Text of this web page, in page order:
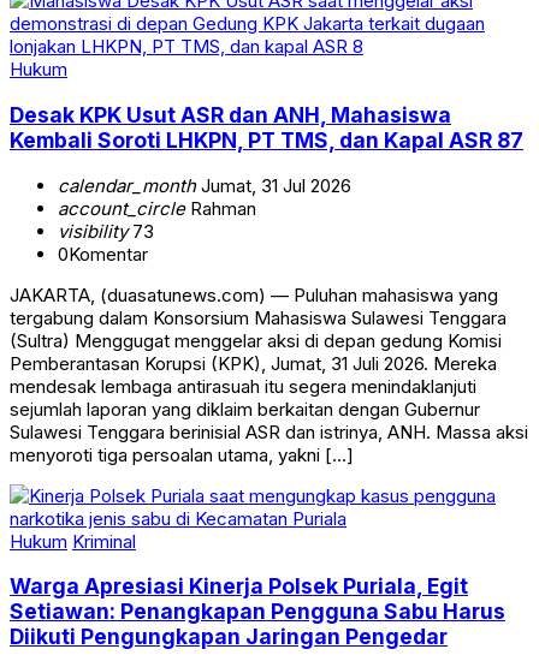
Hukum
Desak KPK Usut ASR dan ANH, Mahasiswa
Kembali Soroti LHKPN, PT TMS, dan Kapal ASR 87
calendar_monthJumat, 31 Jul 2026
account_circleRahman
visibility73
0Komentar
JAKARTA, (duasatunews.com) — Puluhan mahasiswa yang
tergabung dalam Konsorsium Mahasiswa Sulawesi Tenggara
(Sultra) Menggugat menggelar aksi di depan gedung Komisi
Pemberantasan Korupsi (KPK), Jumat, 31 Juli 2026. Mereka
mendesak lembaga antirasuah itu segera menindaklanjuti
sejumlah laporan yang diklaim berkaitan dengan Gubernur
Sulawesi Tenggara berinisial ASR dan istrinya, ANH. Massa aksi
menyoroti tiga persoalan utama, yakni […]
Hukum Kriminal
Warga Apresiasi Kinerja Polsek Puriala, Egit
Setiawan: Penangkapan Pengguna Sabu Harus
Diikuti Pengungkapan Jaringan Pengedar